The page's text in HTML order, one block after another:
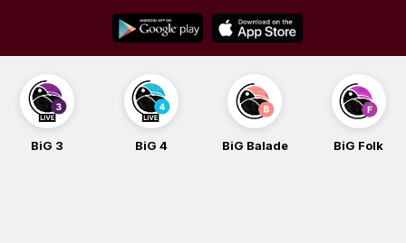
content
BiG 3 BiG 4 BiG Balade BiG Folk